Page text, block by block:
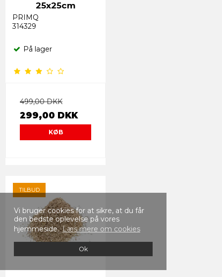
Vi bruger cookies for at sikre, at du får
den bedste oplevelse på vores
hjemmeside.Læs mere om cookies
Ok
25x25cm
PRIMQ
314329
På lager
499,00 DKK
299,00 DKK
KØB
TILBUD